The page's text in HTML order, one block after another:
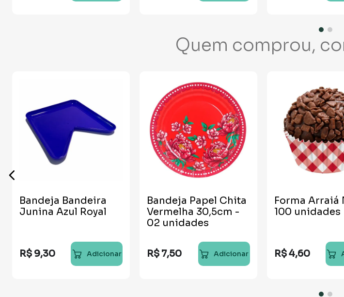
Quem comprou,
Bandeja Bandeira
Junina Azul Royal
R$ 9,30 Adicionar
Bandeja Papel Chita
Vermelha 30,5cm -
02 unidades
R$ 7,50 Adicionar
Forma Arraiá
100 unidades
R$4,60